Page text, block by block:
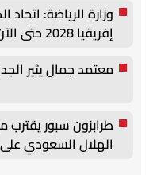
وزارة الرياضة:
إفريقيا 2028 حتى الآن
معتمد جمال يثير
طرابزون سبور يقترب
الهلال السعودي على